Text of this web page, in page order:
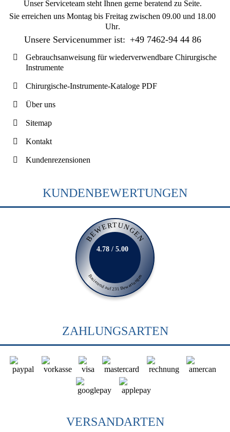
Unser Serviceteam steht Ihnen gerne beratend zu Seite.
Sie erreichen uns Montag bis Freitag zwischen 09.00 und 18.00
Uhr.
Unsere Servicenummer ist: +49 7462-94 44 86
Gebrauchsanweisung für wiederverwendbare Chirurgische
Instrumente
Chirurgische-Instrumente-Kataloge PDF
Über uns
Sitemap
Kontakt
Kundenrezensionen
KUNDENBEWERTUNGEN
BEWERTUNGEN
Basierend auf 231 Bewertungen
4.78 / 5.00
ZAHLUNGSARTEN
VERSANDARTEN